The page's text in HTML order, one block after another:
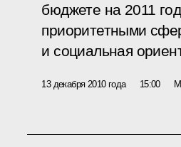
бюджете на 2011
приоритетными
и социальная
13 декабря 2010 года 15:00